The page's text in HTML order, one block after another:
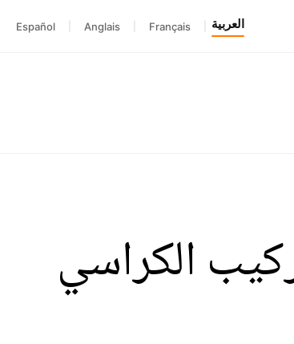
العربية Français
Anglais
Español
الكراسي